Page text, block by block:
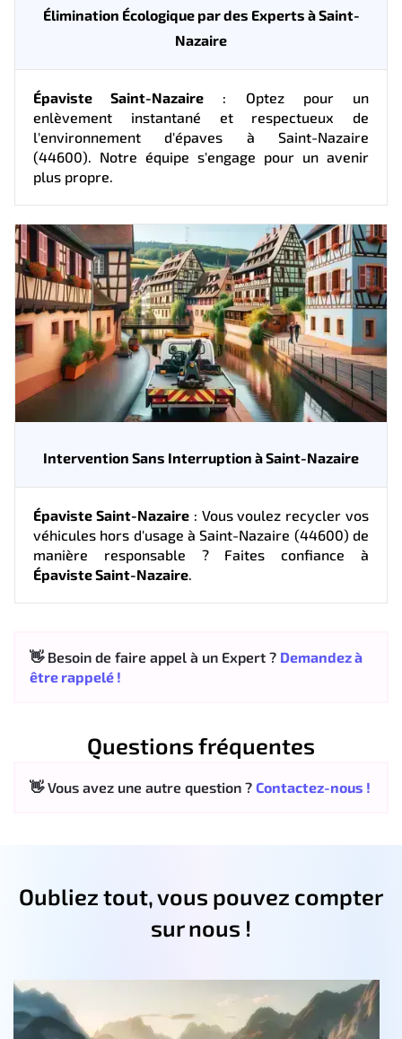
Élimination Écologique par des Experts à Saint-
Nazaire
Épaviste Saint-Nazaire : Optez pour un
enlèvement instantané et respectueux de
l'environnement d'épaves à Saint-Nazaire
(44600). Notre équipe s'engage pour un avenir
plus propre.
Intervention Sans Interruption à Saint-Nazaire
Épaviste Saint-Nazaire: Vous voulez recycler vos
véhicules hors d'usage à Saint-Nazaire (44600) de
manière responsable ? Faites confiance à
Épaviste Saint-Nazaire.
👋 Besoin de faire appel à un Expert ? Demandez à
être rappelé !
Questions fréquentes
👋 Vous avez une autre question ? Contactez-nous !
Oubliez tout, vous pouvez compter
sur nous !